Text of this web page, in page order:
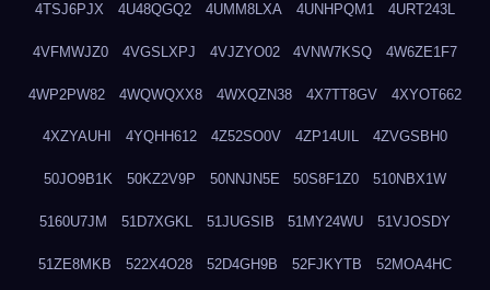
4TSJ6PJX 4U48QGQ2 4UMM8LXA 4UNHPQM1 4URT243L
4VFMWJZ0 4VGSLXPJ 4VJZYO02 4VNW7KSQ 4W6ZE1F7
4WP2PW82 4WQWQXX8 4WXQZN38 4X7TT8GV 4XYOT662
4XZYAUHI 4YQHH612 4Z52SO0V 4ZP14UIL 4ZVGSBH0
50JO9B1K 50KZ2V9P 50NNJN5E 50S8F1Z0 510NBX1W
5160U7JM 51D7XGKL 51JUGSIB 51MY24WU 51VJOSDY
51ZE8MKB 522X4O28 52D4GH9B 52FJKYTB 52MOA4HC